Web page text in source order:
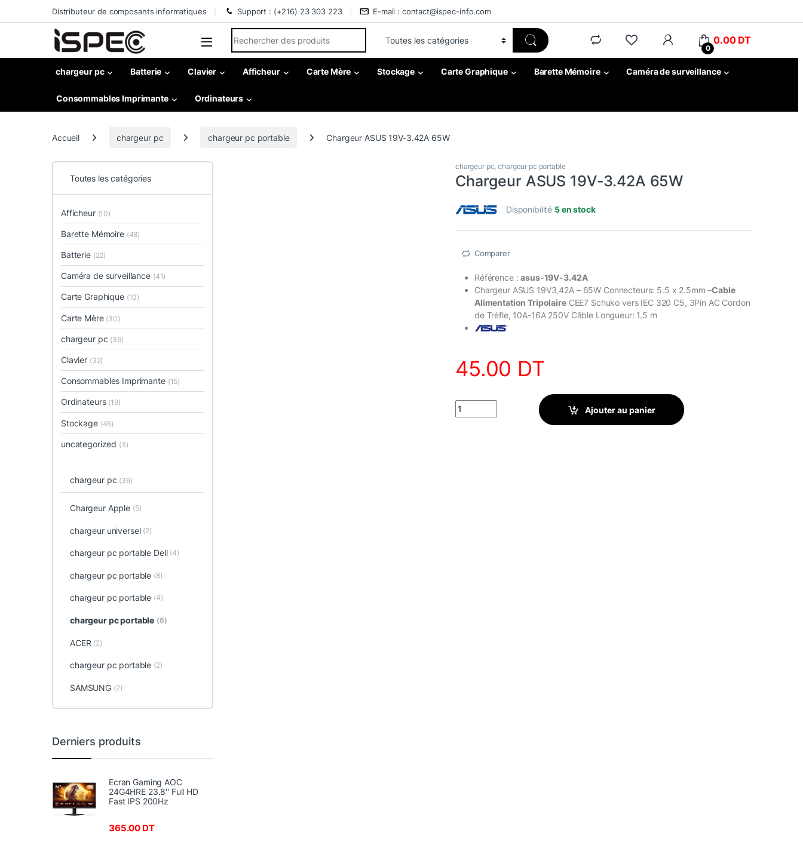
Skip to navigation
Skip to contentDistributeur de composants informatiques Support : (+216) 23 303 223 E-mail : contact@ispec-info.com
Search for:
0
0.00 DT
chargeur pc Batterie Clavier Afficheur Carte Mère Stockage Carte Graphique Barette Mémoire Caméra de surveillance
Consommables Imprimante Ordinateurs
Accueil chargeur pc chargeur pc portable Chargeur ASUS 19V-3.42A 65W
chargeur pc,chargeur pc portable
Chargeur ASUS 19V-3.42A 65W
Disponibilité 5 en stock
Comparer
Référence :asus-19V-3.42A
Chargeur ASUS 19V3,42A – 65W Connecteurs: 5.5 x 2.5mm –Cable
Alimentation TripolaireCEE7 Schuko vers IEC 320 C5, 3Pin AC Cordon
de Trèfle, 10A-16A 250V Câble Longueur: 1.5 m
45.00 DT
Chargeur ASUS 19V-3.42A 65W quantity
Ajouter au panier
Toutes les catégories
Afficheur (10)
Barette Mémoire (48)
Batterie (22)
Caméra de surveillance (41)
Carte Graphique (10)
Carte Mère (30)
chargeur pc (36)
Clavier (32)
Consommables Imprimante (15)
Ordinateurs (19)
Stockage (46)
uncategorized (3)
chargeur pc (36)
Chargeur Apple (5)
chargeur universel (2)
chargeur pc portable Dell (4)
chargeur pc portable (8)
chargeur pc portable (4)
chargeur pc portable (6)
ACER (2)
chargeur pc portable (2)
SAMSUNG (2)
Derniers produits
Ecran Gaming AOC
24G4HRE 23.8'' Full HD
Fast IPS 200Hz
365.00 DT